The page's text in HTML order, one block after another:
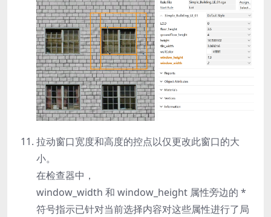
拉动窗口宽度和高度的控点以仅更改此窗口的大
小。
在检查器中，
window_width 和 window_height 属性旁边的 *
符号指示已针对当前选择内容对这些属性进行了局